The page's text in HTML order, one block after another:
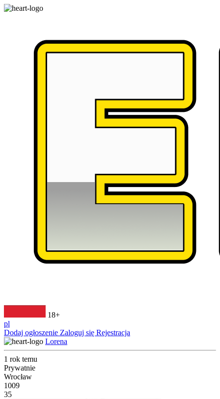
18+
pl
Dodaj ogłoszenie Zaloguj się Rejestracja
Lorena
1 rok temu
Prywatnie
Wrocław
1009
35